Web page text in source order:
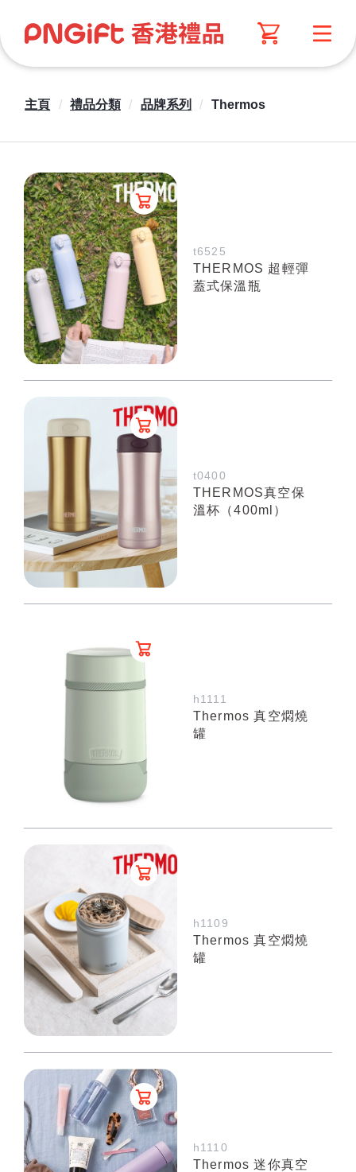
主頁 / 禮品分類 / 品牌系列 / Thermos
t6525
THERMOS 超輕彈
蓋式保溫瓶
t0400
THERMOS真空保
溫杯（400ml）
h1111
Thermos 真空燜燒
罐
h1109
Thermos 真空燜燒
罐
h1110
Thermos 迷你真空